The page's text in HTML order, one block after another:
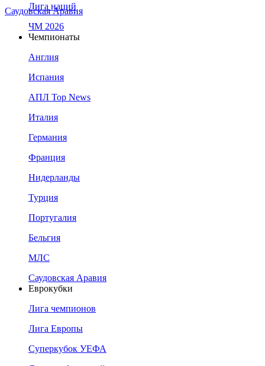
Саудовская Аравия
Лига наций
ЧМ 2026
Чемпионаты
Англия
Испания
АПЛ Top News
Италия
Германия
Франция
Нидерланды
Турция
Португалия
Бельгия
МЛС
Саудовская Аравия
Еврокубки
Лига чемпионов
Лига Европы
Суперкубок УЕФА